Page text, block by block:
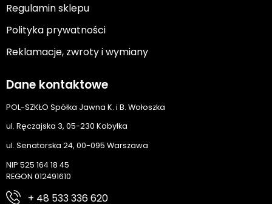
Regulamin sklepu
Polityka prywatności
Reklamacje, zwroty i wymiany
Dane kontaktowe
POL-SZKŁO Spółka Jawna K. i B. Wołoszka
ul. Ręczajska 3, 05-230 Kobyłka
ul. Senatorska 24, 00-095 Warszawa
NIP 525 164 18 45
REGON 012491610
+ 48 533 336 620